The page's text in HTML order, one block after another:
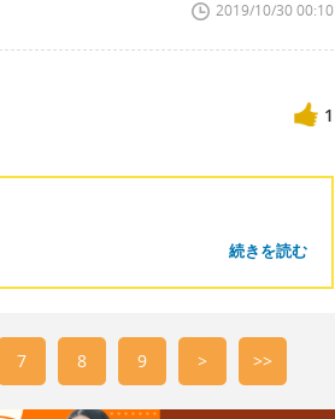
2019/10/30 00:10
1
続きを読む
7 8 9 > >>